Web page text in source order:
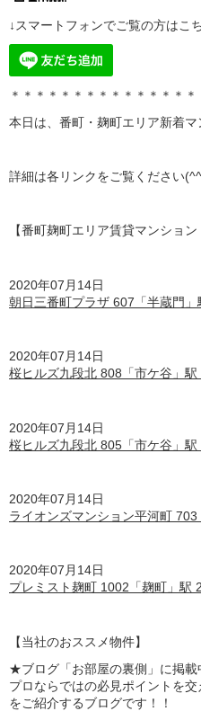
↓スマートフォンでご覧の方はこ
＊＊＊＊＊＊＊＊＊＊＊＊＊＊＊
本日は、番町・麹町エリア新着
詳細は各リンクをご覧ください
【番町麹町エリア賃貸マンショ
2020年07月14日
朝日三番町プラザ 607「半蔵門
2020年07月14日
桜ヒルズ九段北 808「市ケ谷」
2020年07月14日
桜ヒルズ九段北 805「市ケ谷」
2020年07月14日
ライオンズマンション平河町
2020年07月14日
プレミスト麹町 1002「麹町」駅
【当社のおススメ物件】
★ブログ「お部屋の裏側」に掲
プロならではの必見ポイントを
をご紹介するブログです！！